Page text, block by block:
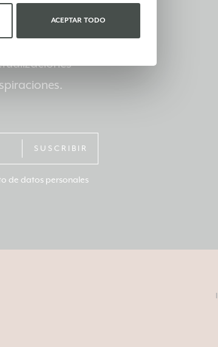
SUSCRIBIR
de datos personales
ACEPTAR TODO